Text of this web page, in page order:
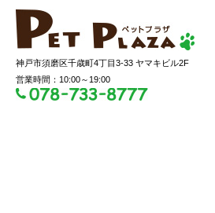
神戸市須磨区千歳町4丁目3-33 ヤマキビル2F
営業時間：10:00～19:00